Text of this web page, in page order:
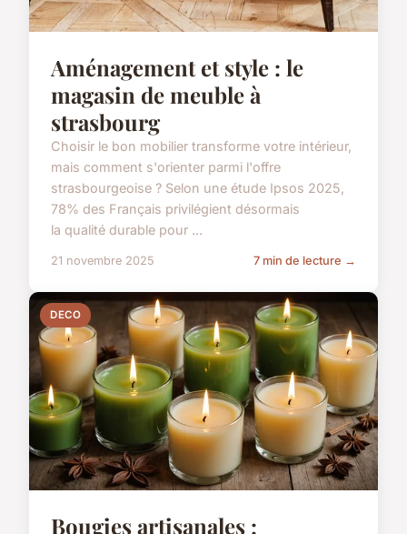
Aménagement et style : le
magasin de meuble à
strasbourg
Choisir le bon mobilier transforme votre intérieur,
mais comment s'orienter parmi l'offre
strasbourgeoise ? Selon une étude Ipsos 2025,
78% des Français privilégient désormais
la qualité durable pour ...
21 novembre 2025 7 min de lecture →
DECO
Bougies artisanales :